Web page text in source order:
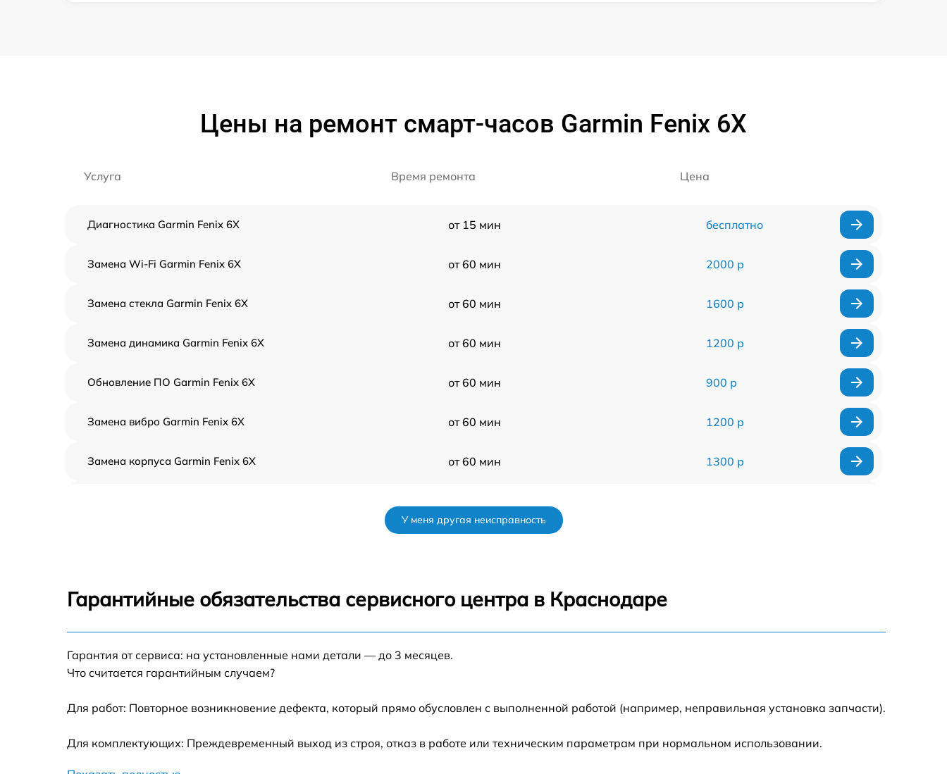
Цены на ремонт смарт-часов Garmin Fenix 6X
Услуга Время ремонта Цена
Диагностика Garmin Fenix 6X от 15 мин бесплатно
Замена Wi-Fi Garmin Fenix 6X от 60 мин 2000 р
Замена стекла Garmin Fenix 6X от 60 мин 1600 р
Замена динамика Garmin Fenix 6X от 60 мин 1200 р
Обновление ПО Garmin Fenix 6X от 60 мин 900 р
Замена вибро Garmin Fenix 6X от 60 мин 1200 р
Замена корпуса Garmin Fenix 6X от 60 мин 1300 р
Замена кнопки включения Garmin Fenix 6X от 60 мин
У меня другая неисправность
Гарантийные обязательства сервисного центра в Краснодаре
Гарантия от сервиса: на установленные нами детали — до 3 месяцев.
Что считается гарантийным случаем?
Для работ: Повторное возникновение дефекта, который прямо обусловлен с выполненной работой (например, неправильная установка запчасти).
Для комплектующих: Преждевременный выход из строя, отказ в работе или техническим параметрам при нормальном использовании.